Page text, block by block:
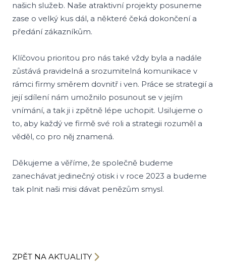
našich služeb. Naše atraktivní projekty posuneme
zase o velký kus dál, a některé čeká dokončení a
předání zákazníkům.
Klíčovou prioritou pro nás také vždy byla a nadále
zůstává pravidelná a srozumitelná komunikace v
rámci firmy směrem dovnitř i ven. Práce se strategií a
její sdílení nám umožnilo posunout se v jejím
vnímání, a tak ji i zpětně lépe uchopit. Usilujeme o
to, aby každý ve firmě své roli a strategii rozuměl a
věděl, co pro něj znamená.
Děkujeme a věříme, že společně budeme
zanechávat jedinečný otisk i v roce 2023 a budeme
tak plnit naši misi dávat penězům smysl.
ZPĚT NA AKTUALITY